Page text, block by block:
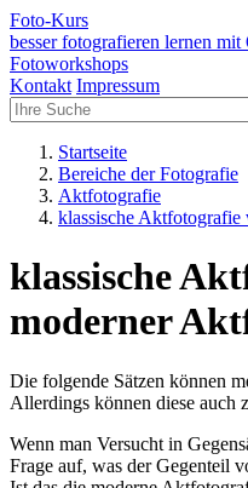
Foto-Kurs
besser fotografieren lernen
Fotoworkshops
Kontakt Impressum
Startseite
Bereiche der Fotografie
Aktfotografie
klassische
klassische
moderner
Die folgende Sätzen können
Allerdings können diese auch
Wenn man Versucht in
Frage auf, was der Gegenteil